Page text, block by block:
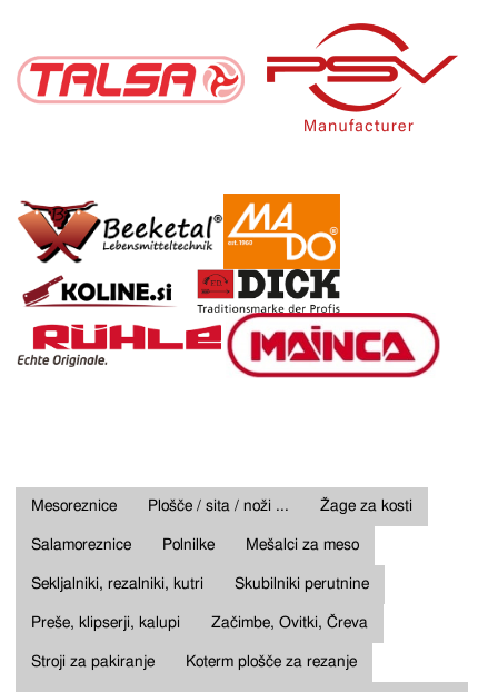
Mesoreznice Plošče / sita / noži ... Žage za kosti
Salamoreznice Polnilke Mešalci za meso
Sekljalniki, rezalniki, kutri Skubilniki perutnine
Preše, klipserji, kalupi Začimbe, Ovitki, Čreva
Stroji za pakiranje Koterm plošče za rezanje